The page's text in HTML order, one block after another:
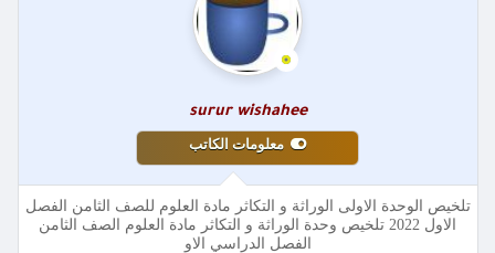
surur wishahee
معلومات الكاتب
تلخيص الوحدة الاولى الوراثة و التكاثر مادة العلوم للصف الثامن الفصل
الاول 2022 تلخيص وحدة الوراثة و التكاثر مادة العلوم الصف الثامن
الفصل الدراسي الاو